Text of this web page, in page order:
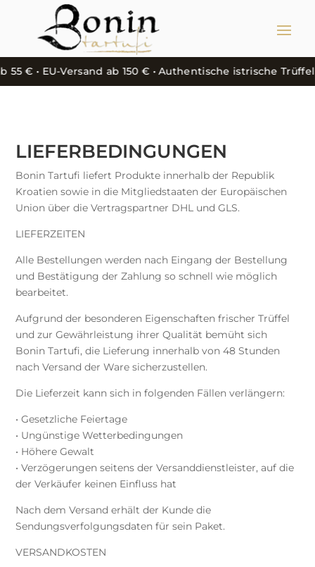
€ • EU-Versand ab 150 € • Authentische istrische
LIEFERBEDINGUNGEN
Bonin Tartufi liefert Produkte innerhalb der Republik
Kroatien sowie in die Mitgliedstaaten der Europäischen
Union über die Vertragspartner DHL und GLS.
LIEFERZEITEN
Alle Bestellungen werden nach Eingang der Bestellung
und Bestätigung der Zahlung so schnell wie möglich
bearbeitet.
Aufgrund der besonderen Eigenschaften frischer Trüffel
und zur Gewährleistung ihrer Qualität bemüht sich
Bonin Tartufi, die Lieferung innerhalb von 48 Stunden
nach Versand der Ware sicherzustellen.
Die Lieferzeit kann sich in folgenden Fällen verlängern:
• Gesetzliche Feiertage
• Ungünstige Wetterbedingungen
• Höhere Gewalt
• Verzögerungen seitens der Versanddienstleister, auf die
der Verkäufer keinen Einfluss hat
Nach dem Versand erhält der Kunde die
Sendungsverfolgungsdaten für sein Paket.
VERSANDKOSTEN